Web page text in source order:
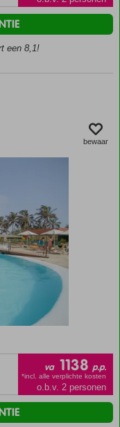
een 8,1!
bewaar
va 1138 p.p.
*incl. alle verplichte kosten
o.b.v. 2 personen